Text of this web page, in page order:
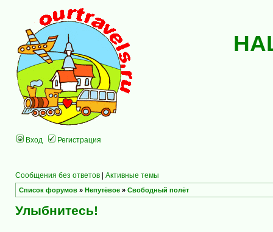
Вход Регистрация
Сообщения без ответов | Активные темы
Список форумов » Непутёвое » Свободный полёт
Улыбнитесь!